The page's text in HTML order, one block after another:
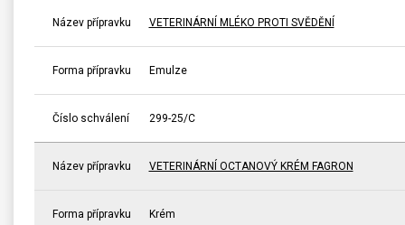
Název přípravku VETERINÁRNÍ MLÉKO PROTI SVĚDĚNÍ
Forma přípravku Emulze
Číslo schválení 299-25/C
Název přípravku VETERINÁRNÍ OCTANOVÝ KRÉM FAGRON
Forma přípravku Krém